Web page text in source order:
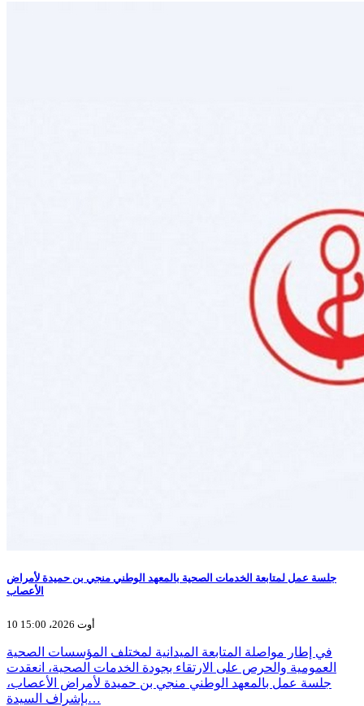
جلسة عمل لمتابعة الخدمات الصحية بالمعهد الوطني منجي بن حميدة لأمراض
الأعصاب
10 أوت 2026، 15:00
في إطار مواصلة المتابعة الميدانية لمختلف المؤسسات الصحية
العمومية والحرص على الارتقاء بجودة الخدمات الصحية، انعقدت
جلسة عمل بالمعهد الوطني منجي بن حميدة لأمراض الأعصاب،
بإشراف السيدة…